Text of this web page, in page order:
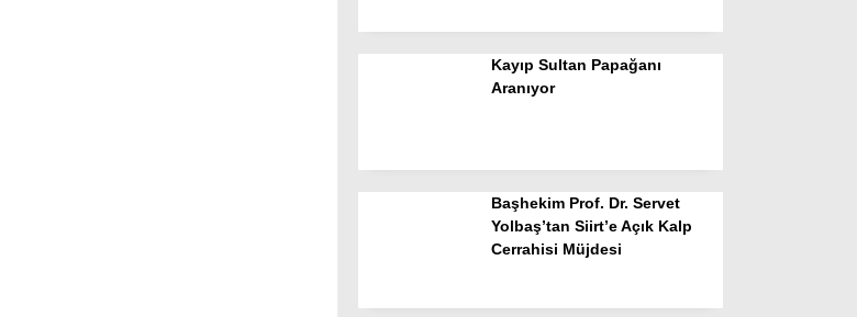
Kayıp Sultan Papağanı
Aranıyor
Başhekim Prof. Dr. Servet
Yolbaş’tan Siirt’e Açık Kalp
Cerrahisi Müjdesi